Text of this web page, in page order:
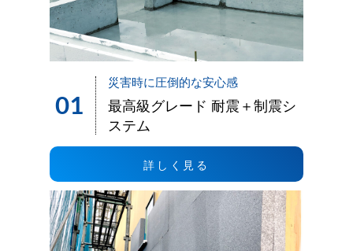
01
災害時に圧倒的な安心感
最高級グレード 耐震＋制震シ
ステム
詳しく見る